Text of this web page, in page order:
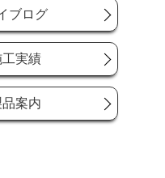
ブログ
工実績
案内